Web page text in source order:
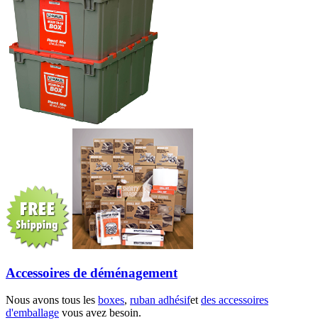
Accessoires de déménagement
Nous avons tous les boxes, ruban adhésifet des accessoires
d'emballage vous avez besoin.